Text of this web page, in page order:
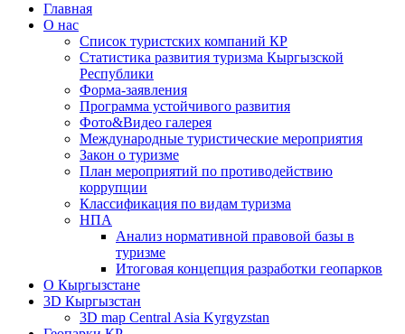
Главная
О нас
Список туристских компаний КР
Статистика развития туризма Кыргызской
Республики
Форма-заявления
Программа устойчивого развития
Фото&Видео галерея
Международные туристические мероприятия
Закон о туризме
План мероприятий по противодействию
коррупции
Классификация по видам туризма
НПА
Анализ нормативной правовой базы в
туризме
Итоговая концепция разработки геопарков
О Кыргызстане
3D Кыргызстан
3D map Central Asia Kyrgyzstan